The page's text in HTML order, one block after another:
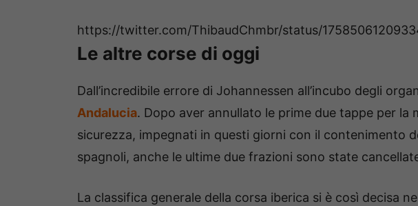
https://twitter.com/ThibaudChmbr/status/
Le altre corse di oggi
Dall’incredibile errore di Johannessen all’incubo degli
Andalucia. Dopo aver annullato le prime due tappe per la
sicurezza, impegnati in questi giorni con il contenimento
spagnoli, anche le ultime due frazioni sono state
La classifica generale della corsa iberica si è così decisa